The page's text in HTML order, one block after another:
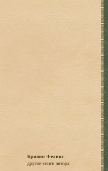
Кривин Феликс
другие книги автора: